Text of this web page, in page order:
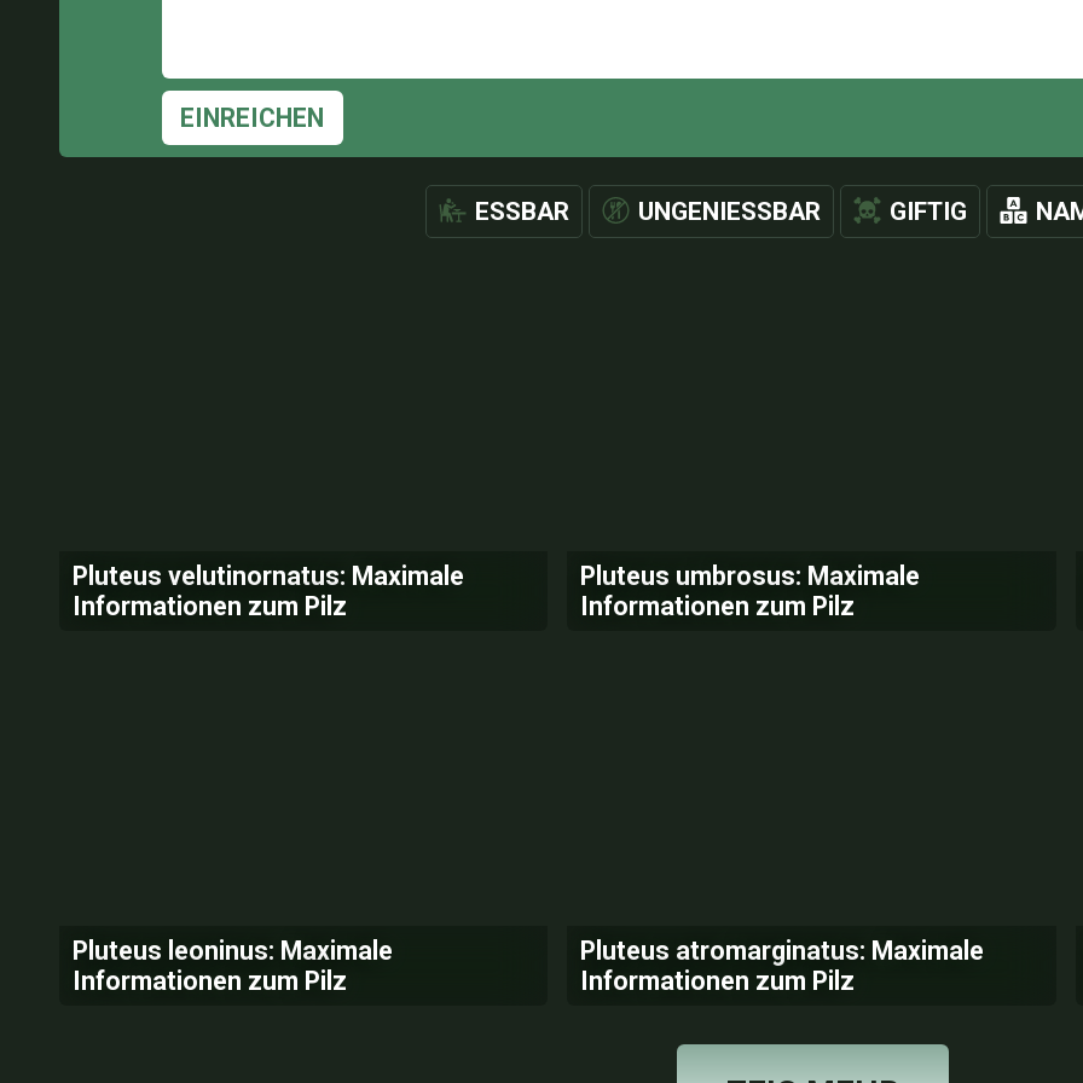
EINREICHEN
ESSBAR UNGENIESSBAR GIFTIG
Pluteus velutinornatus: Maximale
Informationen zum Pilz
Pluteus umbrosus: Maximale
Informationen zum Pilz
Pluteus leoninus: Maximale
Informationen zum Pilz
Pluteus atromarginatus: Maximale
Informationen zum Pilz